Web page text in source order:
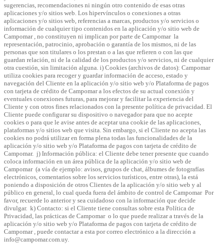
sugerencias, recomendaciones ni ningún otro contenido de esas otras
aplicaciones y/o sitios web. Los hipervínculos o conexiones a otras
aplicaciones y/o sitios web, referencias a marcas, productos y/o servicios o
información de cualquier tipo contenidos en la aplicación y/o sitio web de
Campomar , no constituyen ni implican por parte de Campomar la
representación, patrocinio, aprobación o garantía de los mismos, ni de las
personas que son titulares o los prestan o a las que refieren o con las que
guardan relación, ni de la calidad de los productos y/o servicios, ni de cualquier
otra cuestión, sin limitación alguna. i) Cookies (archivos de datos): Campomar
utiliza cookies para recoger y guardar información de acceso, estado y
navegación del Cliente en la aplicación y/o sitio web y/o Plataforma de pagos
con tarjeta de crédito de Campomar a los efectos de su actual conexión y
eventuales conexiones futuras, para mejorar y facilitar la experiencia del
Cliente y con otros fines relacionados con la presente política de privacidad. El
Cliente puede configurar su dispositivo o navegador para que no acepte
cookies o para que le avise antes de aceptar una cookie de las aplicaciones,
plataformas y/o sitios web que visita. Sin embargo, si el Cliente no acepta las
cookies no podrá utilizar en forma plena todas las funcionalidades de la
aplicación y/o sitio web y/o Plataforma de pagos con tarjeta de crédito de
Campomar. j) Información pública: el Cliente debe tener presente que cuando
coloca información en un área pública de la aplicación y/o sitio web de
Campomar (a vía de ejemplo: avisos, grupos de chat, álbumes de fotografías
electrónicos, comentarios sobre los servicios turísticos, entre otras), la está
poniendo a disposición de otros Clientes de la aplicación y/o sitio web y al
público en general, lo cual queda fuera del ámbito de control de Campomar Por
favor, recuerde lo anterior y sea cuidadoso con la información que decide
divulgar. k) Contacto: si el Cliente tiene consultas sobre esta Política de
Privacidad, las prácticas de Campomar o lo que puede realizar a través de la
aplicación y/o sitio web y/o Plataforma de pagos con tarjeta de crédito de
Campomar , puede contactar a esta por correo electrónico a la dirección a
info@campomar.com.uy.